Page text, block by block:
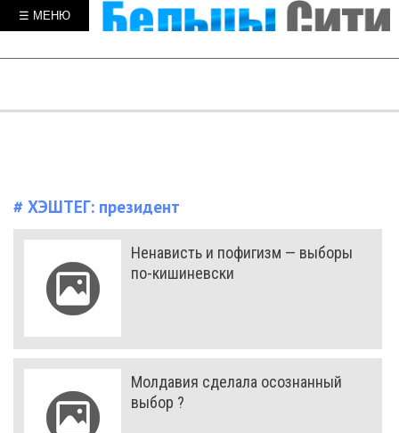
☰ МЕНЮ
# ХЭШТЕГ: президент
Ненависть и пофигизм — выборы
по-кишиневски
Молдавия сделала осознанный
выбор ?